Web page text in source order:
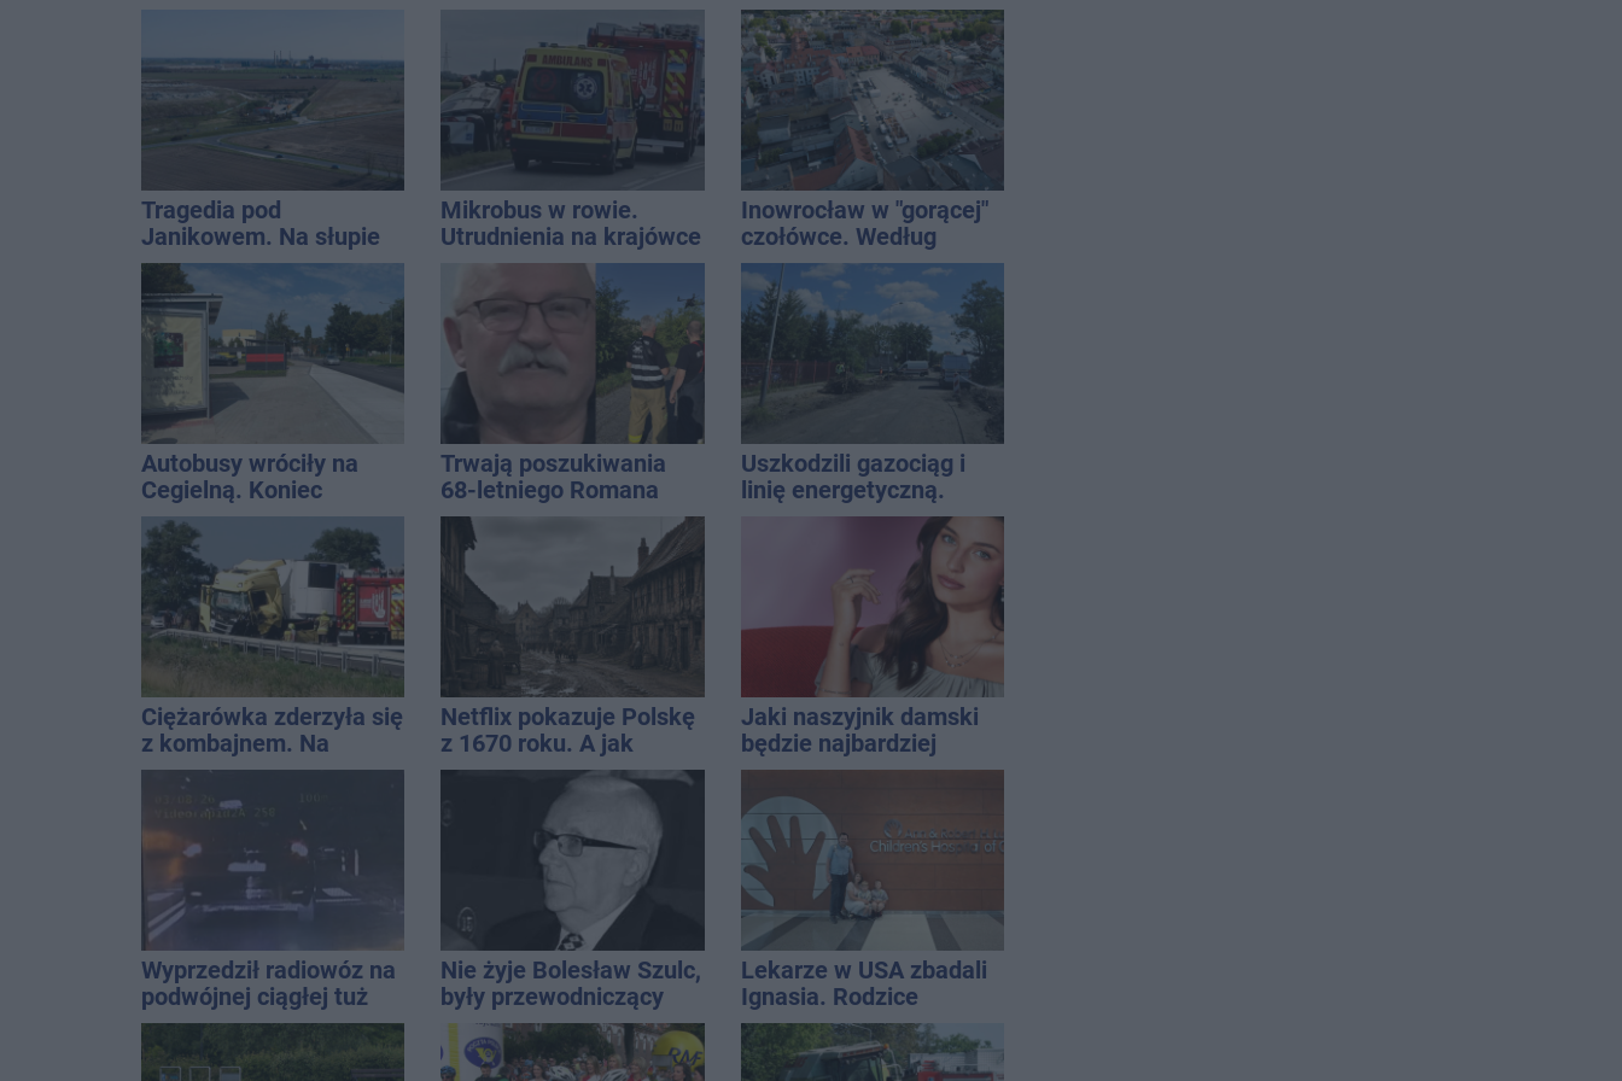
szpitalu
zmieni?
Tragedia pod
Janikowem. Na słupie
energetycznym
znaleziono ciało
mężczyzny
Mikrobus w rowie.
Utrudnienia na krajówce
Inowrocław w "gorącej"
czołówce. Według
analizy Onetu nasze
miasto jest jednym z
najbardziej narażonych
na upały
Autobusy wróciły na
Cegielną. Koniec
remontu zatok
Trwają poszukiwania
68-letniego Romana
Kucały
Uszkodzili gazociąg i
linię energetyczną.
Interweniowały służby
Ciężarówka zderzyła się
z kombajnem. Na
miejscu lądował
śmigłowiec LPR
Netflix pokazuje Polskę
z 1670 roku. A jak
wtedy wyglądał
Inowrocław?
Jaki naszyjnik damski
będzie najbardziej
uniwersalny? Modele,
które pasują do wielu
stylizacji
Wyprzedził radiowóz na
podwójnej ciągłej tuż
przed pasami
Nie żyje Bolesław Szulc,
były przewodniczący
Rady Miejskiej i
wieloletni dyrektor SP
Lekarze w USA zbadali
Ignasia. Rodzice
przekazali wieści